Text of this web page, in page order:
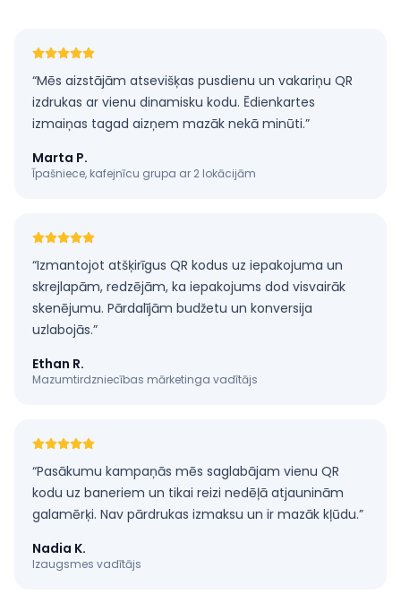
“Mēs aizstājām atsevišķas pusdienu un vakariņu QR
izdrukas ar vienu dinamisku kodu. Ēdienkartes
izmaiņas tagad aizņem mazāk nekā minūti.”
Marta P.
Īpašniece, kafejnīcu grupa ar 2 lokācijām
“Izmantojot atšķirīgus QR kodus uz iepakojuma un
skrejlapām, redzējām, ka iepakojums dod visvairāk
skenējumu. Pārdalījām budžetu un konversija
uzlabojās.”
Ethan R.
Mazumtirdzniecības mārketinga vadītājs
“Pasākumu kampaņās mēs saglabājam vienu QR
kodu uz baneriem un tikai reizi nedēļā atjauninām
galamērķi. Nav pārdrukas izmaksu un ir mazāk kļūdu.”
Nadia K.
Izaugsmes vadītājs